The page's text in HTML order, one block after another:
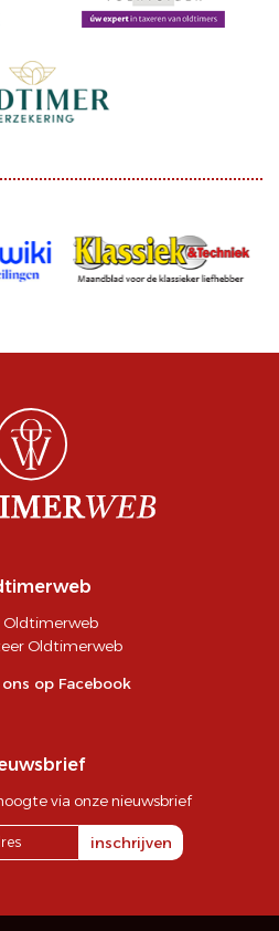
Oldtimerweb
Oldtimerweb
op Facebook
via onze nieuwsbrief
inschrijven